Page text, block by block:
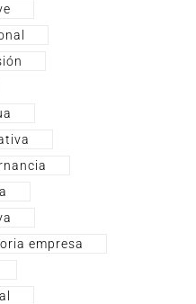
empresa